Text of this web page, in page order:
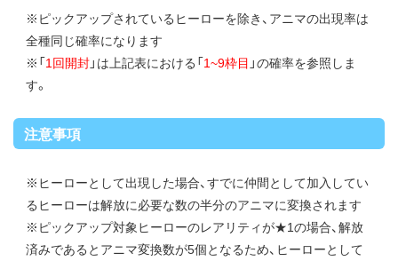
※ピックアップされているヒーローを除き、アニマの出現率は
全種同じ確率になります
※「1回開封」は上記表における「1~9枠目 」の確率を参照しま
す。
注意事項
※ヒーローとして出現した場合、すでに仲間として加入してい
るヒーローは解放に必要な数の半分のアニマに変換されます
※ピックアップ対象ヒーローのレアリティが★1の場合、解放
済みであるとアニマ変換数が5個となるため、ヒーローとして